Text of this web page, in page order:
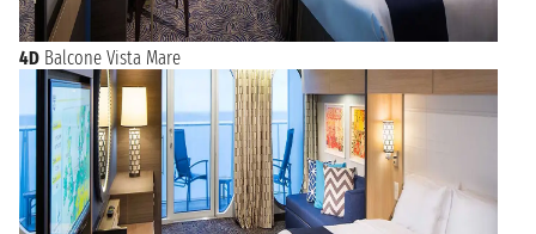
4D Balcone Vista Mare